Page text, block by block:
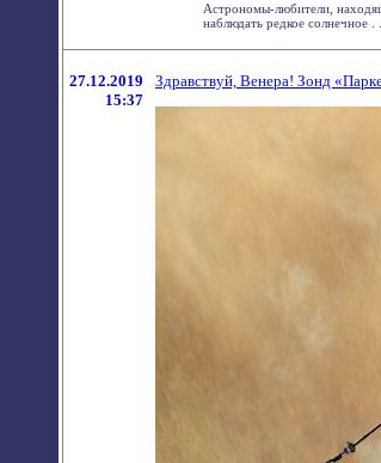
Астрономы-любители,
наблюдать редкое солнечное . . .
27.12.2019
15:37
Здравствуй, Венера! Зонд